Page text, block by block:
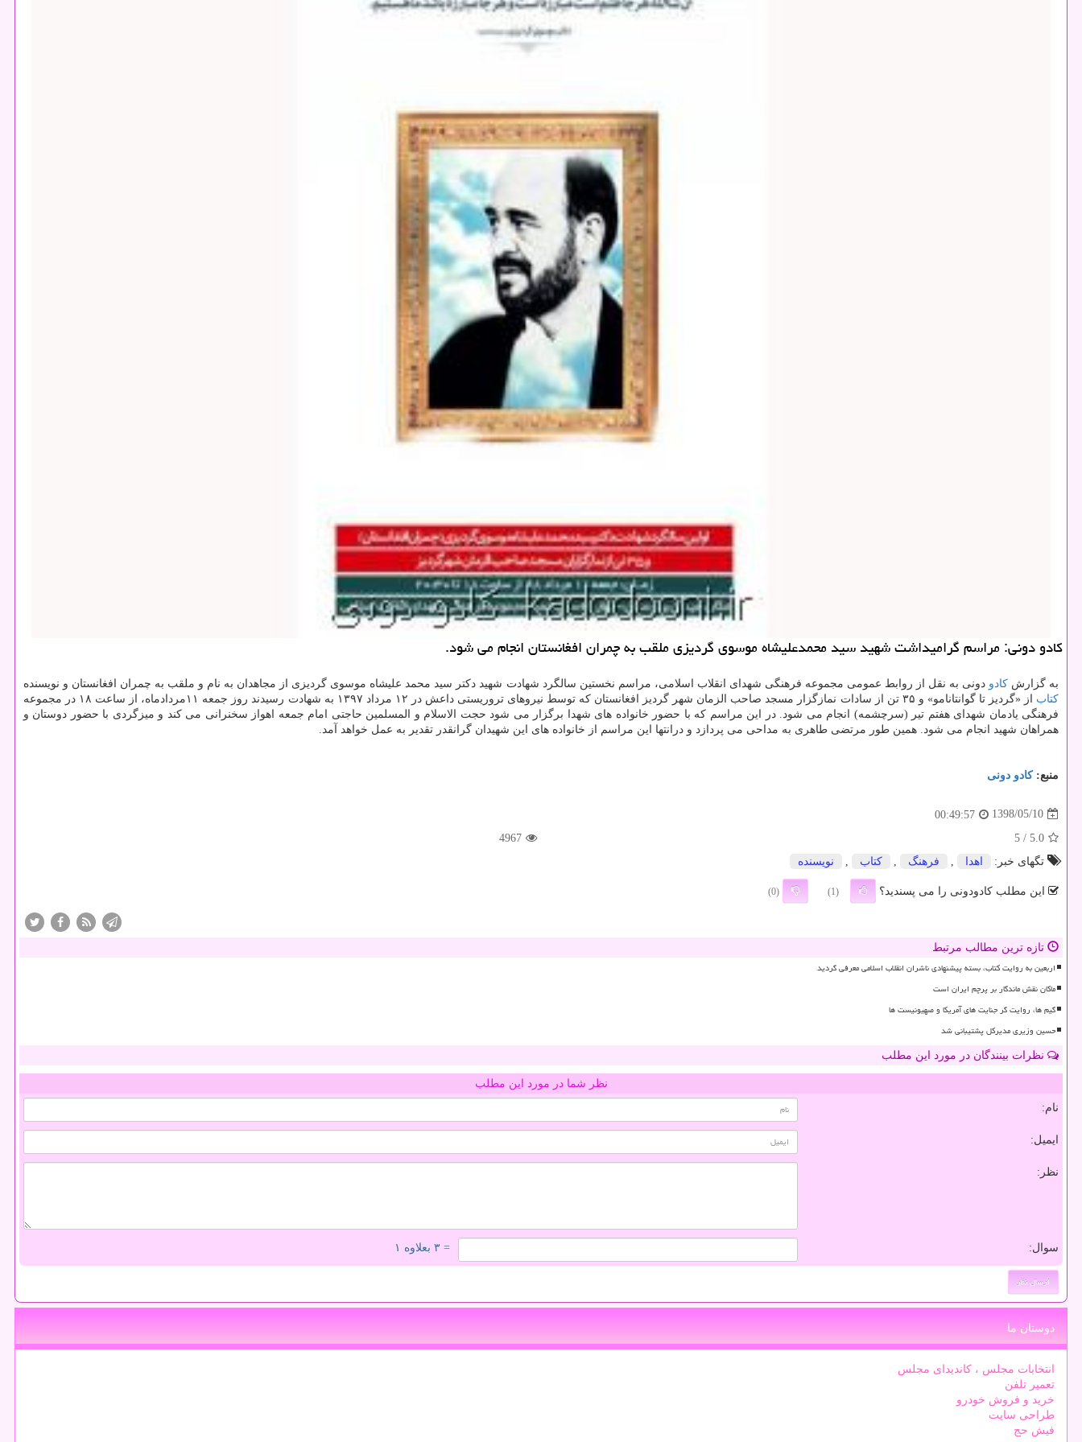
كادو دونی: مراسم گرامیداشت شهید سید محمدعلیشاه موسوی گردیزی ملقب به چمران افغانستان انجام می شود.
به گزارشكادو دونی به نقل از روابط عمومی مجموعه فرهنگی شهدای انقلاب اسلامی، مراسم نخستین سالگرد شهادت شهید دكتر سید محمد علیشاه موسوی گردیزی از مجاهدان به نام و ملقب به چمران افغانستان و نویسنده
كتاب
از «گردیز تا گوانتانامو» و ۳۵ تن از سادات نمازگزار مسجد صاحب الزمان شهر گردیز افغانستان كه توسط نیروهای تروریستی داعش در ۱۲ مرداد ۱۳۹۷ به شهادت رسیدند روز جمعه ۱۱مردادماه، از ساعت ۱۸ در مجموعه
فرهنگی یادمان شهدای هفتم تیر (سرچشمه) انجام می شود. در این مراسم كه با حضور خانواده های شهدا برگزار می شود حجت الاسلام و المسلمین حاجتی امام جمعه اهواز سخنرانی می كند و میزگردی با حضور دوستان و
همراهان شهید انجام می شود. همین طور مرتضی طاهری به مداحی می پردازد و درانتها این مراسم از خانواده های این شهیدان گرانقدر تقدیر به عمل خواهد آمد.
منبع:كادو دونی
1398/05/10
00:49:57
5.0
/ 5
4967
تگهای خبر:
اهدا , فرهنگ , كتاب , نویسنده
این مطلب کادودونی را می پسندید؟ (1)
(0)
تازه ترین مطالب مرتبط
اربعین به روایت کتاب، بسته پیشنهادی ناشران انقلاب اسلامی معرفی گردید
ماکان نقش ماندگار بر پرچم ایران است
گیم ها، روایت گر جنایت های آمریکا و صهیونیست ها
حسین وزیری مدیرکل پشتیبانی شد
نظرات بینندگان در مورد این مطلب
نظر شما در مورد این مطلب
نام:
ایمیل:
نظر:
سوال: = ۳ بعلاوه ۱
دوستان ما
انتخابات مجلس ، کاندیدای مجلس
تعمیر تلفن
خرید و فروش خودرو
طراحی سایت
فیش حج